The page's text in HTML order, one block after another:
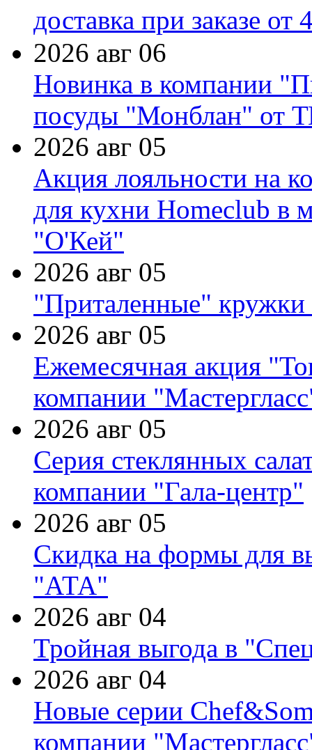
доставка при заказе от
2026 авг 06
Новинка в компании
посуды "Монблан" от
2026 авг 05
Акция лояльности на
для кухни Homeclub в
"О'Кей"
2026 авг 05
"Приталенные" кружки
2026 авг 05
Ежемесячная акция
компании
2026 авг 05
Серия стеклянных
компании "Гала-центр"
2026 авг 05
Скидка на формы для
"АТА"
2026 авг 04
Тройная выгода в
2026 авг 04
Новые серии
компании